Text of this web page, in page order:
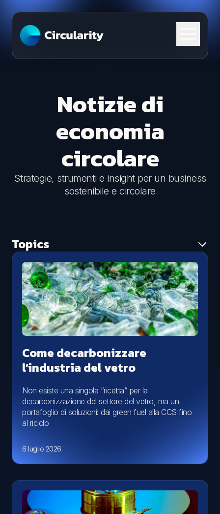
Skip to content
Notizie di
economia
circolare
Strategie, strumenti e insight per un business
sostenibile e circolare
Topics
Tutti i topic
Ambiente
Aggiornamento normativo
Caso studio
Economia circolare
News
Smaltimento rifiuti
Come decarbonizzare
l’industria del vetro
Non esiste una singola “ricetta” per la
decarbonizzazione del settore del vetro, ma un
portafoglio di soluzioni: dai green fuel alla CCS fino
al riciclo
6 luglio 2026